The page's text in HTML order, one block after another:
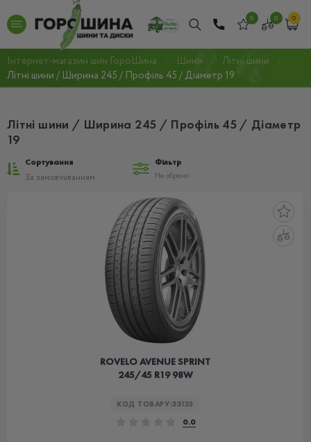
0 0 0
Інтернет-магазин шин ГороШина Шини
Літні шини
Літні шини / Ширина 245 / Профіль 45 / Діаметр 19
Літні шини / Ширина 245 / Профіль 45 / Діаметр
19
Сортування
Фільтр
Не обрано
ROVELO AVENUE SPRINT
245/45 R19 98W
КОД ТОВАРУ:33135
0.0